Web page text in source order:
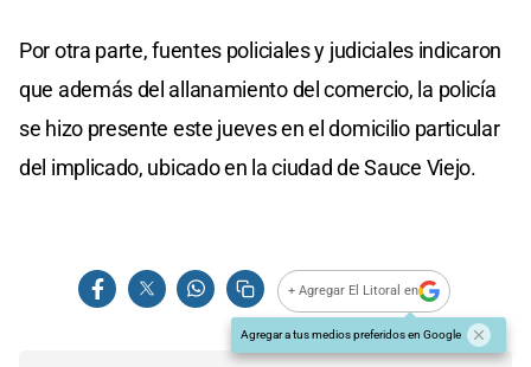
Por otra parte, fuentes policiales y judiciales indicaron
que además del allanamiento del comercio, la policía
se hizo presente este jueves en el domicilio particular
del implicado, ubicado en la ciudad de Sauce Viejo.
+ Agregar El Litoral en
Agregar a tus medios preferidos en Google